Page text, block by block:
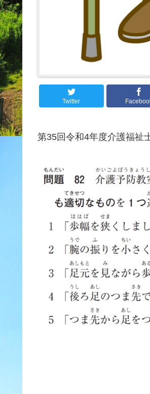
Twitter
第35回令和4年度介護福祉